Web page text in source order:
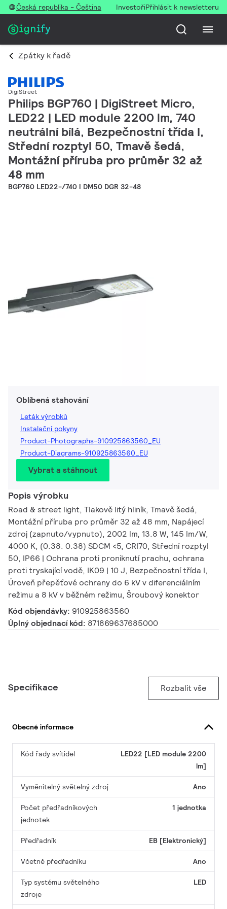
Česká republika - Čeština InvestořiPřihlásit k newsletteru
Zpátky k řadě
DigiStreet
Philips BGP760 | DigiStreet Micro,
LED22 | LED module 2200 lm, 740
neutrální bílá, Bezpečnostní třída I,
Střední rozptyl 50, Tmavě šedá,
Montážní příruba pro průměr 32 až
48 mm
BGP760 LED22-/740 I DM50 DGR 32-48
Oblíbená stahování
Leták výrobků
Instalační pokyny
Product-Photographs-910925863560_EU
Product-Diagrams-910925863560_EU
Vybrat a stáhnout
Popis výrobku
Road & street light, Tlakově litý hliník, Tmavě šedá,
Montážní příruba pro průměr 32 až 48 mm, Napájecí
zdroj (zapnuto/vypnuto), 2002 lm, 13.8 W, 145 lm/W,
4000 K, (0.38. 0.38) SDCM <5, CRI70, Střední rozptyl
50, IP66 | Ochrana proti proniknutí prachu, ochrana
proti tryskající vodě, IK09 | 10 J, Bezpečnostní třída I,
Úroveň přepěťové ochrany do 6 kV v diferenciálním
režimu a 8 kV v běžném režimu, Šroubový konektor
Kód objendávky: 910925863560
Úplný objednací kód: 871869637685000
Specifikace Rozbalit vše
Obecné informace
Kód řady svítidel
LED22 [LED module 2200
lm]
Vyměnitelný světelný zdroj Ano
Počet předřadníkových
jednotek
1 jednotka
Předřadník EB [Elektronický]
Včetně předřadníku Ano
Typ systému světelného
zdroje
LED